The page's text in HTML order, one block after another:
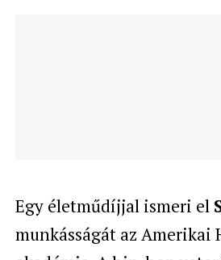
Egy életműdíjjal ismeri el
munkásságát az Amerikai